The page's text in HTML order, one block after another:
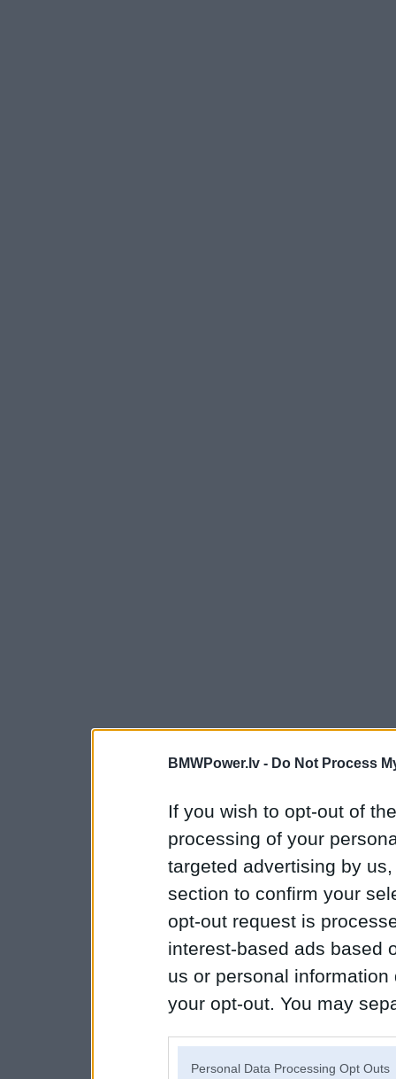
BMWPower.lv - Do Not Process
If you wish to opt-out of
processing of your
targeted advertising by
section to confirm your
opt-out request is
interest-based ads based
us or personal
your opt-out. You may
Personal Data Processing Opt Outs